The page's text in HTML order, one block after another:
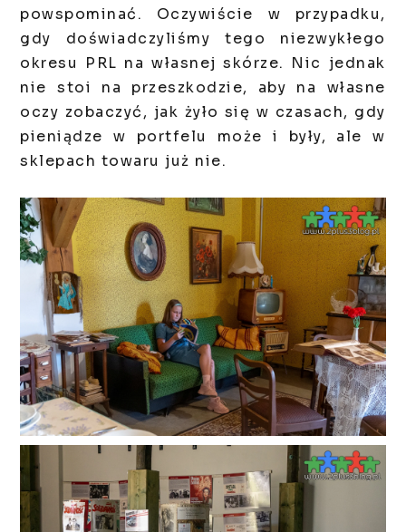
powspominać. Oczywiście w przypadku,
gdy doświadczyliśmy tego niezwykłego
okresu PRL na własnej skórze. Nic jednak
nie stoi na przeszkodzie, aby na własne
oczy zobaczyć, jak żyło się w czasach, gdy
pieniądze w portfelu może i były, ale w
sklepach towaru już nie.